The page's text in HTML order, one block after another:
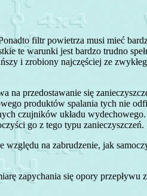
filtr powietrza musi mieć
te warunki jest bardzo trudno
i zrobiony najczęściej ze
przedostawanie się
produktów spalania tych nie
czujników układu
go z tego typu zanieczyszczeń.
na zabrudzenie, jak
zapychania się opory przepływu